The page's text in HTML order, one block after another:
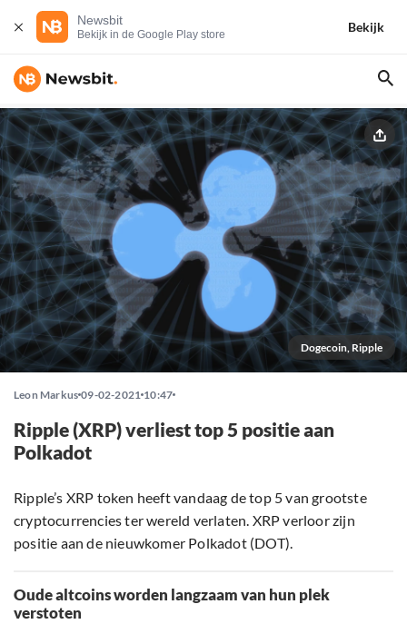
Newsbit
Bekijk in de Google Play store
Bekijk
Dogecoin, Ripple
Leon Markus 09-02-2021 10:47
Ripple (XRP) verliest top 5 positie aan
Polkadot
Ripple’s XRP token heeft vandaag de top 5 van grootste
cryptocurrencies ter wereld verlaten. XRP verloor zijn
positie aan de nieuwkomer Polkadot (DOT).
Oude altcoins worden langzaam van hun plek
verstoten